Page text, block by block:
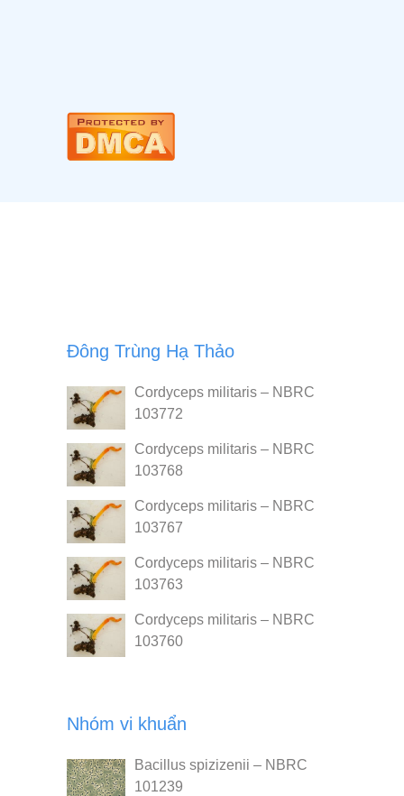
Đông Trùng Hạ Thảo
Cordyceps militaris – NBRC
103772
Cordyceps militaris – NBRC
103768
Cordyceps militaris – NBRC
103767
Cordyceps militaris – NBRC
103763
Cordyceps militaris – NBRC
103760
Nhóm vi khuẩn
Bacillus spizizenii – NBRC
101239